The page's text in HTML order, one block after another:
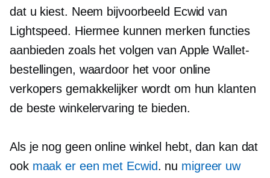
dat u kiest. Neem bijvoorbeeld Ecwid van
Lightspeed. Hiermee kunnen merken functies
aanbieden zoals het volgen van Apple Wallet-
bestellingen, waardoor het voor online
verkopers gemakkelijker wordt om hun klanten
de beste winkelervaring te bieden.
Als je nog geen online winkel hebt, dan kan dat
ook maak er een met Ecwid. nu migreer uw